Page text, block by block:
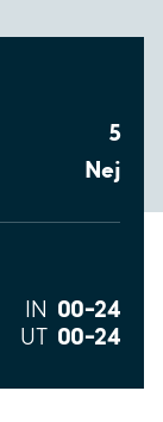
5
Nej
IN 00–24
UT 00–24